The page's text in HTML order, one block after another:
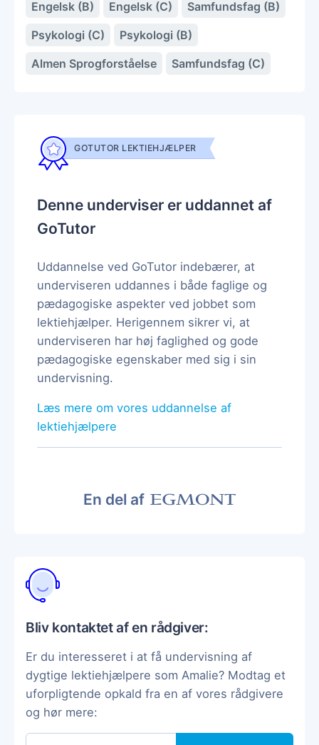
Engelsk (B) Engelsk (C)
Samfundsfag (B)
Psykologi (C)
Psykologi (B)
Almen Sprogforståelse
Samfundsfag (C)
GOTUTOR LEKTIEHJÆLPER
Denne underviser er uddannet af
GoTutor
Uddannelse ved GoTutor indebærer, at
underviseren uddannes i både faglige og
pædagogiske aspekter ved jobbet som
lektiehjælper. Herigennem sikrer vi, at
underviseren har høj faglighed og gode
pædagogiske egenskaber med sig i sin
undervisning.
Læs mere om vores uddannelse af
lektiehjælpere
En del af
Bliv kontaktet af en rådgiver:
Er du interesseret i at få undervisning af
dygtige lektiehjælpere som Amalie? Modtag et
uforpligtende opkald fra en af vores rådgivere
og hør mere: